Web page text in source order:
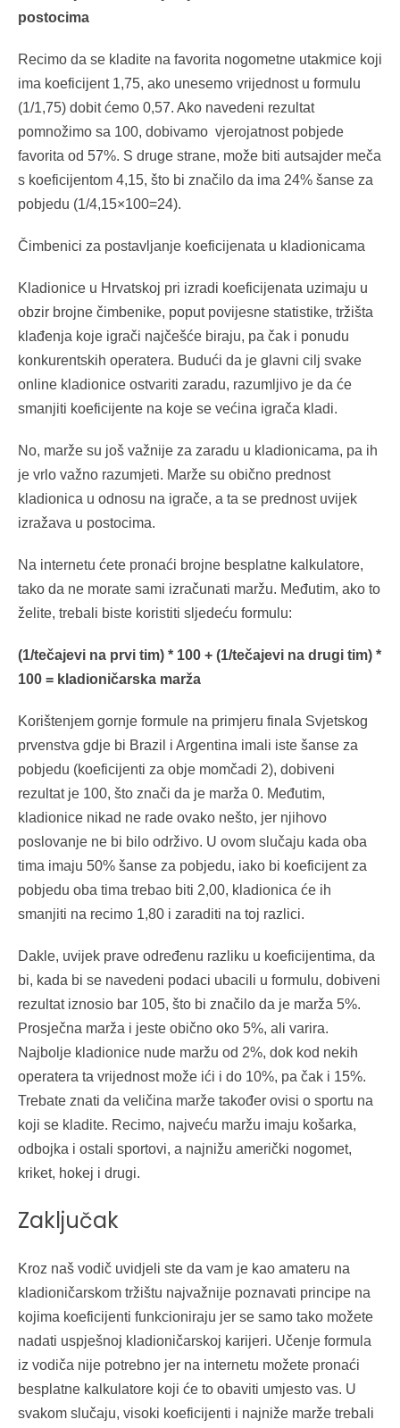
postocima
Recimo da se kladite na favorita nogometne utakmice koji
ima koeficijent 1,75, ako unesemo vrijednost u formulu
(1/1,75) dobit ćemo 0,57. Ako navedeni rezultat
pomnožimo sa 100, dobivamo vjerojatnost pobjede
favorita od 57%. S druge strane, može biti autsajder meča
s koeficijentom 4,15, što bi značilo da ima 24% šanse za
pobjedu (1/4,15×100=24).
Čimbenici za postavljanje koeficijenata u kladionicama
Kladionice u Hrvatskoj pri izradi koeficijenata uzimaju u
obzir brojne čimbenike, poput povijesne statistike, tržišta
klađenja koje igrači najčešće biraju, pa čak i ponudu
konkurentskih operatera. Budući da je glavni cilj svake
online kladionice ostvariti zaradu, razumljivo je da će
smanjiti koeficijente na koje se većina igrača kladi.
No, marže su još važnije za zaradu u kladionicama, pa ih
je vrlo važno razumjeti. Marže su obično prednost
kladionica u odnosu na igrače, a ta se prednost uvijek
izražava u postocima.
Na internetu ćete pronaći brojne besplatne kalkulatore,
tako da ne morate sami izračunati maržu. Međutim, ako to
želite, trebali biste koristiti sljedeću formulu:
(1/tečajevi na prvi tim) * 100 + (1/tečajevi na drugi tim) *
100 = kladioničarska marža
Korištenjem gornje formule na primjeru finala Svjetskog
prvenstva gdje bi Brazil i Argentina imali iste šanse za
pobjedu (koeficijenti za obje momčadi 2), dobiveni
rezultat je 100, što znači da je marža 0. Međutim,
kladionice nikad ne rade ovako nešto, jer njihovo
poslovanje ne bi bilo održivo. U ovom slučaju kada oba
tima imaju 50% šanse za pobjedu, iako bi koeficijent za
pobjedu oba tima trebao biti 2,00, kladionica će ih
smanjiti na recimo 1,80 i zaraditi na toj razlici.
Dakle, uvijek prave određenu razliku u koeficijentima, da
bi, kada bi se navedeni podaci ubacili u formulu, dobiveni
rezultat iznosio bar 105, što bi značilo da je marža 5%.
Prosječna marža i jeste obično oko 5%, ali varira.
Najbolje kladionice nude maržu od 2%, dok kod nekih
operatera ta vrijednost može ići i do 10%, pa čak i 15%.
Trebate znati da veličina marže također ovisi o sportu na
koji se kladite. Recimo, najveću maržu imaju košarka,
odbojka i ostali sportovi, a najnižu američki nogomet,
kriket, hokej i drugi.
Zaključak
Kroz naš vodič uvidjeli ste da vam je kao amateru na
kladioničarskom tržištu najvažnije poznavati principe na
kojima koeficijenti funkcioniraju jer se samo tako možete
nadati uspješnoj kladioničarskoj karijeri. Učenje formula
iz vodiča nije potrebno jer na internetu možete pronaći
besplatne kalkulatore koji će to obaviti umjesto vas. U
svakom slučaju, visoki koeficijenti i najniže marže trebali